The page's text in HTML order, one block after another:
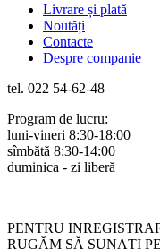
Livrare și plată
Noutăți
Contacte
Despre companie
tel. 022 54-62-48
Program de lucru:
luni-vineri 8:30-18:00
sîmbătă 8:30-14:00
duminica - zi liberă
PENTRU
RUGĂM SĂ SUNAȚI